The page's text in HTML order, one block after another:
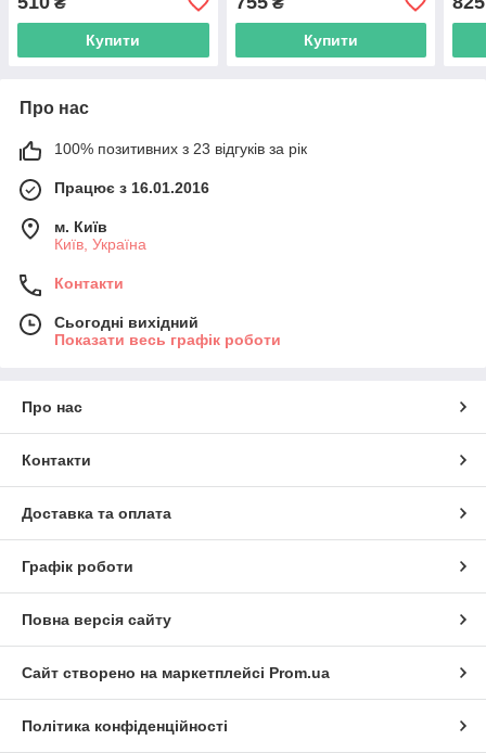
Купити Купити
Про нас
100% позитивних з 23 відгуків за рік
Працює з 16.01.2016
м. Київ
Київ, Україна
Контакти
Сьогодні вихідний
Показати весь графік роботи
Про нас
Контакти
Доставка та оплата
Графік роботи
Повна версія сайту
Сайт створено на маркетплейсі Prom.ua
Політика конфіденційності